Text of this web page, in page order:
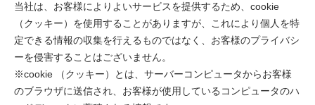
当社は、お客様によりよいサービスを提供するため、cookie
（クッキー）を使用することがありますが、これにより個人を特
定できる情報の収集を行えるものではなく、お客様のプライバシ
ーを侵害することはございません。
※cookie （クッキー）とは、サーバーコンピュータからお客様
のブラウザに送信され、お客様が使用しているコンピュータのハ